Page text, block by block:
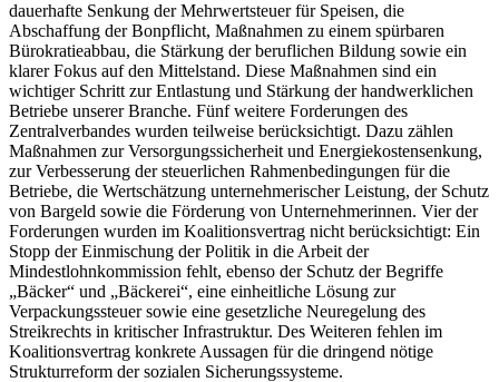
dauerhafte Senkung der Mehrwertsteuer für Speisen, die
Abschaffung der Bonpflicht, Maßnahmen zu einem spürbaren
Bürokratieabbau, die Stärkung der beruflichen Bildung sowie ein
klarer Fokus auf den Mittelstand. Diese Maßnahmen sind ein
wichtiger Schritt zur Entlastung und Stärkung der handwerklichen
Betriebe unserer Branche. Fünf weitere Forderungen des
Zentralverbandes wurden teilweise berücksichtigt. Dazu zählen
Maßnahmen zur Versorgungssicherheit und Energiekostensenkung,
zur Verbesserung der steuerlichen Rahmenbedingungen für die
Betriebe, die Wertschätzung unternehmerischer Leistung, der Schutz
von Bargeld sowie die Förderung von Unternehmerinnen. Vier der
Forderungen wurden im Koalitionsvertrag nicht berücksichtigt: Ein
Stopp der Einmischung der Politik in die Arbeit der
Mindestlohnkommission fehlt, ebenso der Schutz der Begriffe
„Bäcker“ und „Bäckerei“, eine einheitliche Lösung zur
Verpackungssteuer sowie eine gesetzliche Neuregelung des
Streikrechts in kritischer Infrastruktur. Des Weiteren fehlen im
Koalitionsvertrag konkrete Aussagen für die dringend nötige
Strukturreform der sozialen Sicherungssysteme.